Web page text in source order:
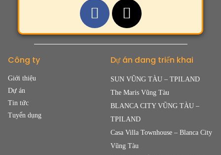
Công ty
Giới thiệu
Dự án
Tin tức
Tuyển dụng
Dự án đang triển khai
SUN VŨNG TÀU – TPILAND
The Maris Vũng Tàu
BLANCA CITY VŨNG TÀU –
TPILAND
Casa Villa Townhouse – Blanca City
Vũng Tàu